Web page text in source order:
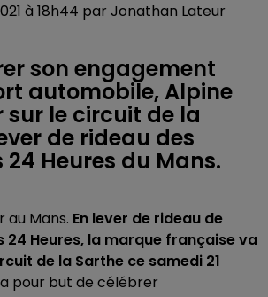
à 18h44 par Jonathan Lateur
son engagement
automobile, Alpine
le circuit de la
de rideau des
Heures du Mans.
au Mans. En lever de rideau de
24 Heures, la marque française va
de la Sarthe ce samedi 21
a pour but de célébrer